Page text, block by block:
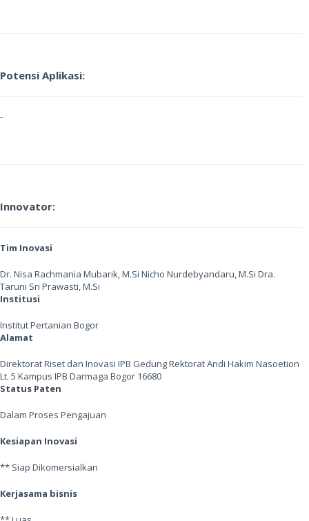
Potensi Aplikasi:
-
Innovator:
Tim Inovasi
Dr. Nisa Rachmania Mubarik, M.Si Nicho Nurdebyandaru, M.Si Dra.
Taruni Sri Prawasti, M.Si
Institusi
Institut Pertanian Bogor
Alamat
Direktorat Riset dan Inovasi IPB Gedung Rektorat Andi Hakim Nasoetion
Lt. 5 Kampus IPB Darmaga Bogor 16680
Status Paten
Dalam Proses Pengajuan
Kesiapan Inovasi
** Siap Dikomersialkan
Kerjasama bisnis